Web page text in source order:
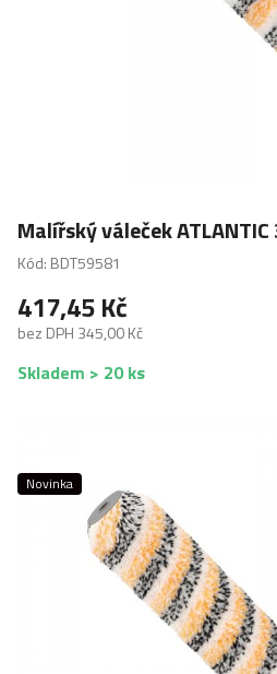
Malířský váleček
Kód: BDT59581
417,45 Kč
bez DPH 345,00 Kč
Skladem > 20 ks
Novinka